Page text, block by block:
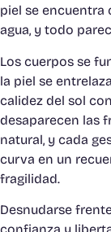
piel se encuentra
agua, y todo
Los cuerpos se
la piel se
calidez del sol
desaparecen las
natural, y cada
curva en un
fragilidad.
Desnudarse